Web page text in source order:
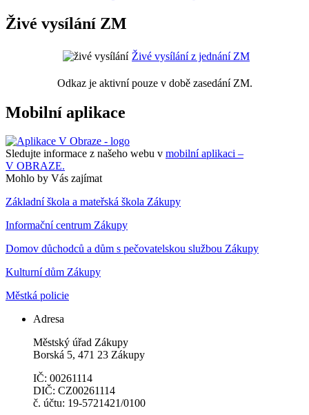
Živé vysílání ZM
Živé vysílání z jednání ZM
Odkaz je aktivní pouze v době zasedání ZM.
Mobilní aplikace
Sledujte informace z našeho webu v mobilní aplikaci –
V OBRAZE.
Mohlo by Vás zajímat
Základní škola a mateřská škola Zákupy
Informační centrum Zákupy
Domov důchodců a dům s pečovatelskou službou Zákupy
Kulturní dům Zákupy
Městká policie
Adresa
Městský úřad Zákupy
Borská 5, 471 23 Zákupy
IČ: 00261114
DIČ: CZ00261114
č. účtu: 19-5721421/0100